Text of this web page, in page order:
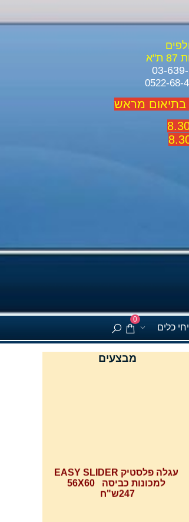
בתיאום מראש
0
כלים
מבצעים
למכונות כביסה 56X60
247ש"ח